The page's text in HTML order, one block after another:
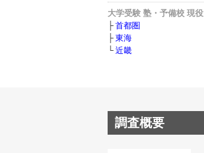
大学受験 塾・予備校 現役
首都圏
東海
近畿
調査概要